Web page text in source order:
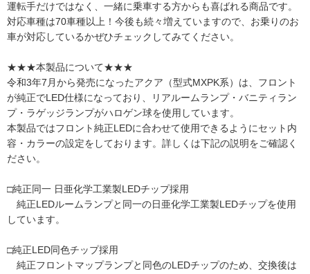
運転手だけではなく、一緒に乗車する方からも喜ばれる商品です。
対応車種は70車種以上！今後も続々増えていますので、お乗りのお
車が対応しているかぜひチェックしてみてください。
★★★本製品について★★★
令和3年7月から発売になったアクア（型式MXPK系）は、フロント
が純正でLED仕様になっており、リアルームランプ・バニティラン
プ・ラゲッジランプがハロゲン球を使用しています。
本製品ではフロント純正LEDに合わせて使用できるようにセット内
容・カラーの設定をしております。詳しくは下記の説明をご確認く
ださい。
□純正同一 日亜化学工業製LEDチップ採用
純正LEDルームランプと同一の日亜化学工業製LEDチップを使用
しています。
□純正LED同色チップ採用
純正フロントマップランプと同色のLEDチップのため、交換後は